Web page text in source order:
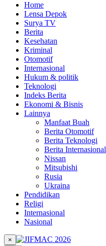
Home
Lensa Depok
Surya TV
Berita
Kesehatan
Kriminal
Otomotif
Internasional
Hukum & politik
Teknologi
Indeks Berita
Ekonomi & Bisnis
Lainnya
Manfaat Buah
Berita Otomotif
Berita Teknologi
Berita Internasional
Nissan
Mitsubishi
Rusia
Ukraina
Pendidikan
Religi
Internasional
Nasional
×